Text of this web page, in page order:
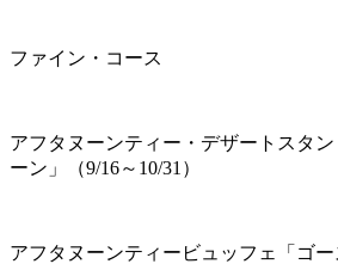
ファイン・コース
アフタヌーンティー・デザートスタ
ーン」（9/16～10/31）
アフタヌーンティービュッフェ「ゴー